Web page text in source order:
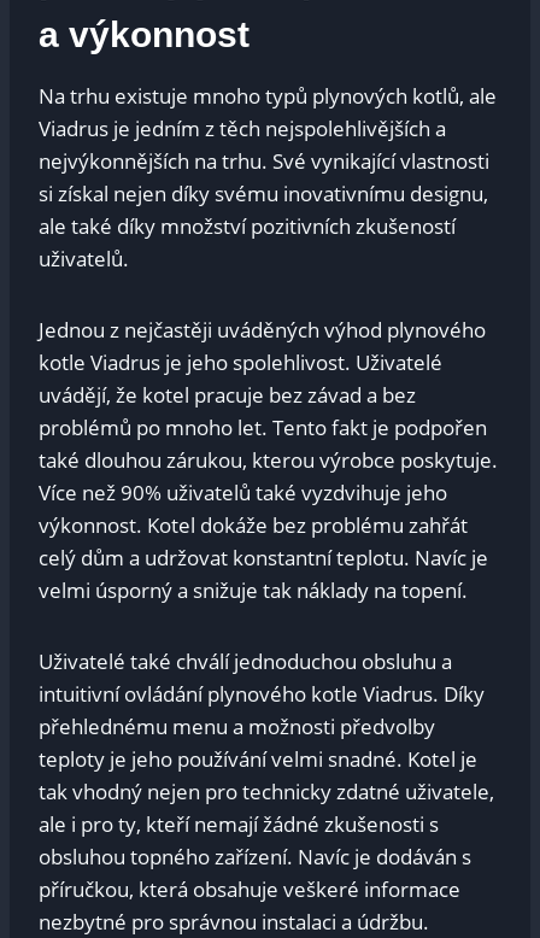
a výkonnost
Na trhu existuje mnoho typů plynových kotlů, ale
Viadrus je jedním z těch nejspolehlivějších a
nejvýkonnějších na trhu. Své vynikající vlastnosti
si získal nejen díky svému inovativnímu designu,
ale také díky množství pozitivních zkušeností
uživatelů.
Jednou z nejčastěji uváděných výhod plynového
kotle Viadrus je jeho spolehlivost. Uživatelé
uvádějí, že kotel pracuje bez závad a bez
problémů po mnoho let. Tento fakt je podpořen
také dlouhou zárukou, kterou výrobce poskytuje.
Více než 90% uživatelů také vyzdvihuje jeho
výkonnost. Kotel dokáže bez problému zahřát
celý dům a udržovat konstantní teplotu. Navíc je
velmi úsporný a snižuje tak náklady na topení.
Uživatelé také chválí jednoduchou obsluhu a
intuitivní ovládání plynového kotle Viadrus. Díky
přehlednému menu a možnosti předvolby
teploty je jeho používání velmi snadné. Kotel je
tak vhodný nejen pro technicky zdatné uživatele,
ale i pro ty, kteří nemají žádné zkušenosti s
obsluhou topného zařízení. Navíc je dodáván s
příručkou, která obsahuje veškeré informace
nezbytné pro správnou instalaci a údržbu.